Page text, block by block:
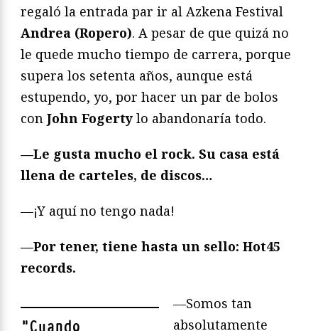
regaló la entrada par ir al Azkena Festival
Andrea (Ropero). A pesar de que quizá no
le quede mucho tiempo de carrera, porque
supera los setenta años, aunque está
estupendo, yo, por hacer un par de bolos
con John Fogerty lo abandonaría todo.
—Le gusta mucho el rock. Su casa está
llena de carteles, de discos…
—¡Y aquí no tengo nada!
—Por tener, tiene hasta un sello: Hot45
records.
—Somos tan
absolutamente